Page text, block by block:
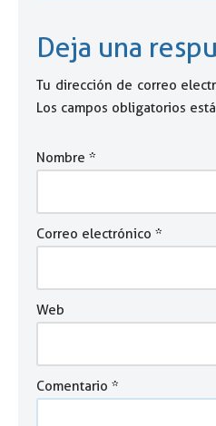
Deja una
Tu dirección de correo
Los campos obligatorios
Nombre *
Correo electrónico *
Web
Comentario *